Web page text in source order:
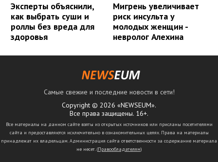
Эксперты объяснили,
как выбрать суши и
роллы без вреда для
здоровья
Мигрень увеличивает
риск инсульта у
молодых женщин -
невролог Алехина
Самые свежие и последние новости в сети!
Copyright © 2026 «NEWSEUM».
Все права защищены. 16+.
Все материалы на данном сайте взяты из открытых источников или присланы посетителями
сайта и предоставляются исключительно в ознакомительных целях. Права на материалы
принадлежат их владельцам. Администрация сайта ответственности за содержание материала
не несет. (Правообладателям)